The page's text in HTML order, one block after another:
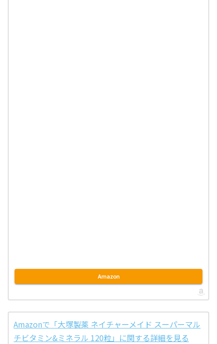
Amazon
Amazonで「大塚製薬 ネイチャーメイド スーパーマル
チビタミン&ミネラル 120粒」に関する詳細を見る